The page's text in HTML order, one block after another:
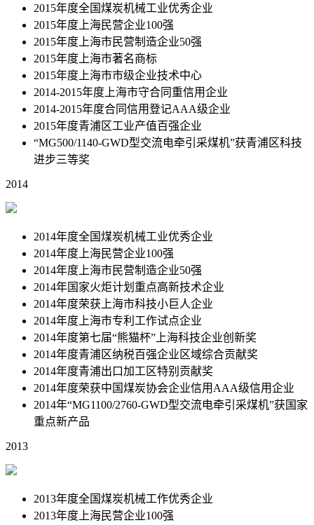
2015年度全国煤炭机械工业优秀企业
2015年度上海民营企业100强
2015年度上海市民营制造企业50强
2015年度上海市著名商标
2015年度上海市市级企业技术中心
2014-2015年度上海市守合同重信用企业
2014-2015年度合同信用登记AAA级企业
2015年度青浦区工业产值百强企业
“MG500/1140-GWD型交流电牵引采煤机”获青浦区科技
进步三等奖
2014
2014年度全国煤炭机械工业优秀企业
2014年度上海民营企业100强
2014年度上海市民营制造企业50强
2014年国家火炬计划重点高新技术企业
2014年度荣获上海市科技小巨人企业
2014年度上海市专利工作试点企业
2014年度第七届“熊猫杯”上海科技企业创新奖
2014年度青浦区纳税百强企业区域综合贡献奖
2014年度青浦出口加工区特别贡献奖
2014年度荣获中国煤炭协会企业信用AAA级信用企业
2014年“MG1100/2760-GWD型交流电牵引采煤机”获国家
重点新产品
2013
2013年度全国煤炭机械工作优秀企业
2013年度上海民营企业100强